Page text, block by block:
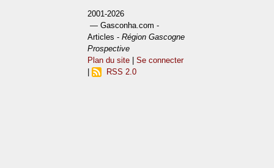
2001-2026
— Gasconha.com -
Articles -Région Gascogne
Prospective
Plan du site |Se connecter
RSS 2.0